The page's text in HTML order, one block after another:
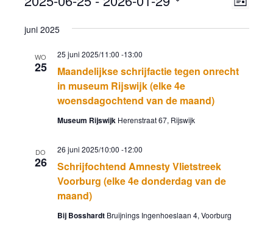
Lijst
een
datum.
juni 2025
WO
25
Maandelijkse schrijfactie tegen onrecht
in museum Rijswijk (elke 4e
woensdagochtend van de maand)
25 juni 2025/11:00 -13:00
Museum Rijswijk Herenstraat 67, Rijswijk
DO
26
Schrijfochtend Amnesty Vlietstreek
Voorburg (elke 4e donderdag van de
maand)
26 juni 2025/10:00 -12:00
Bij Bosshardt Bruijnings Ingenhoeslaan 4, Voorburg